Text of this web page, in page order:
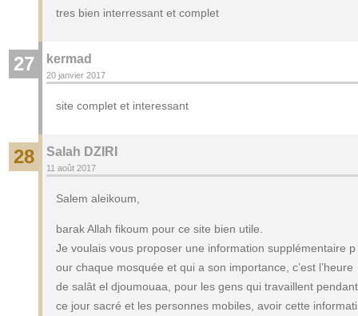
tres bien interressant et complet
27 kermad
20 janvier 2017
site complet et interessant
28 Salah DZIRI
11 août 2017
Salem aleikoum,
barak Allah fikoum pour ce site bien utile.
Je voulais vous proposer une information supplémentaire p
our chaque mosquée et qui a son importance, c’est l’heure
de salât el djoumouaa, pour les gens qui travaillent pendant
ce jour sacré et les personnes mobiles, avoir cette informati